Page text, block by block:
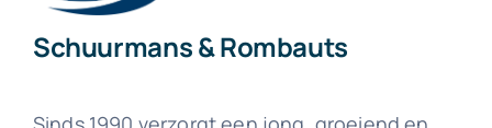
Schuurmans & Rombauts